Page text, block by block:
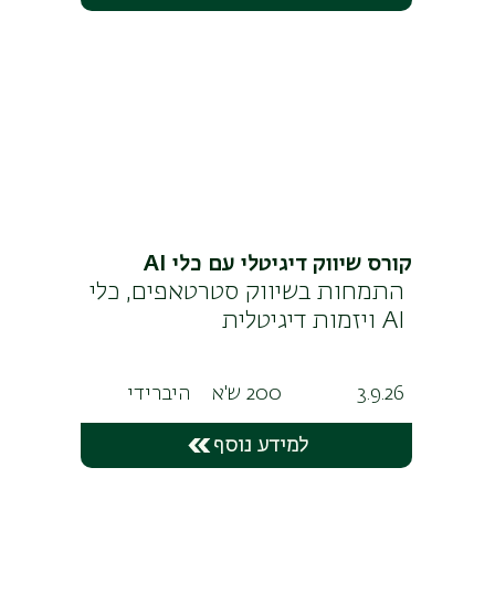
קורס שיווק דיגיטלי עם כלי AI
התמחות בשיווק סטרטאפים, כלי
AI ויזמות דיגיטלית
3.9.26 200 ש'א היברידי
למידע נוסף